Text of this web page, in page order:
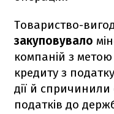
Товариство-
закуповувало
компаній з
кредиту з
дії й
податків до